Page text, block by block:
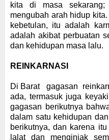
kita di masa sekarang;
mengubah arah hidup kita.
kebetulan, itu adalah
adalah akibat perbuatan
dan kehidupan masa lalu.
REINKARNASI
Di Barat gagasan
ada, termasuk juga
gagasan berikutnya
dalam satu kehidupan
berikutnya, dan karena
lalat dan menginjak